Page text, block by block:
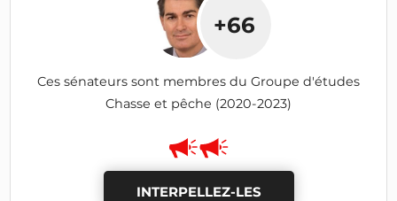
+66
Ces sénateurs sont membres du Groupe d'études
Chasse et pêche (2020-2023)
INTERPELLEZ-LES